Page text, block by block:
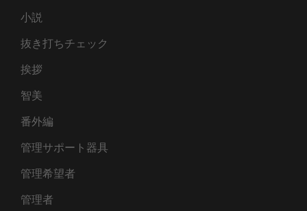
小説
抜き打ちチェック
挨拶
智美
番外編
管理サポート器具
管理希望者
管理者